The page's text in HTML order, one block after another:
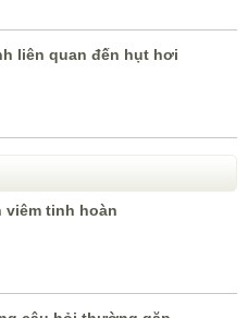
liên quan đến hụt hơi
viêm tinh hoàn